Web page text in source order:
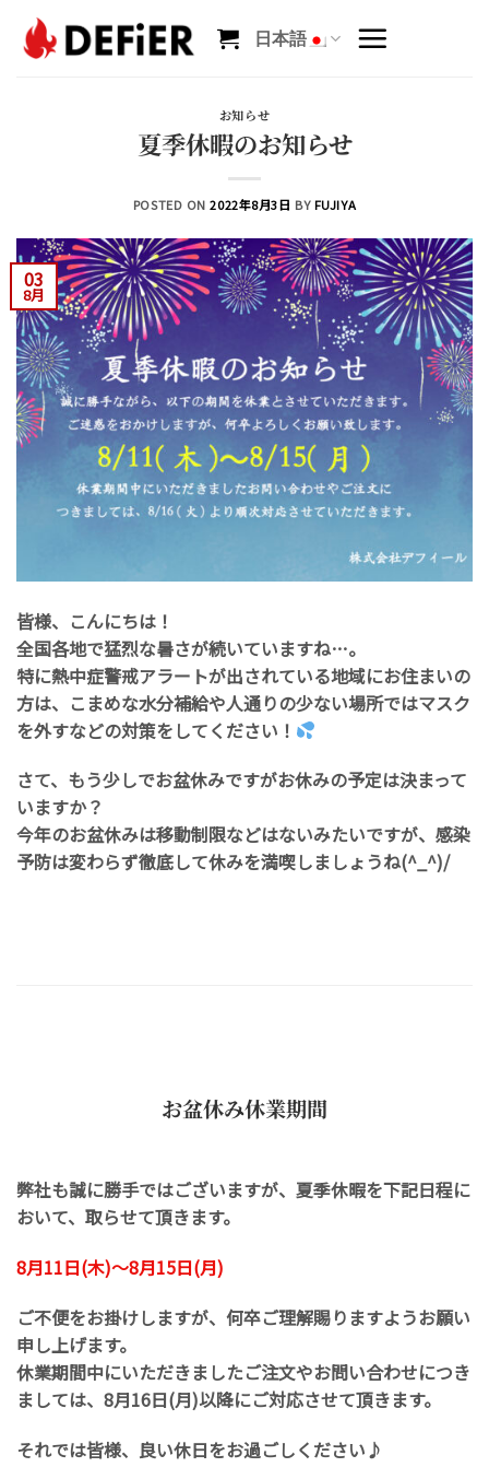
content
日本語
お知らせ
夏季休暇のお知らせ
POSTED ON2022年8月3日 BYFUJIYA
03
8月
皆様、こんにちは！
全国各地で猛烈な暑さが続いていますね…。
特に熱中症警戒アラートが出されている地域にお住まいの
方は、こまめな水分補給や人通りの少ない場所ではマスク
を外すなどの対策をしてください！
さて、もう少しでお盆休みですがお休みの予定は決まって
いますか？
今年のお盆休みは移動制限などはないみたいですが、感染
予防は変わらず徹底して休みを満喫しましょうね(^_^)/
お盆休み休業期間
弊社も誠に勝手ではございますが、夏季休暇を下記日程に
おいて、取らせて頂きます。
8月11日(木)～8月15日(月)
ご不便をお掛けしますが、何卒ご理解賜りますようお願い
申し上げます。
休業期間中にいただきましたご注文やお問い合わせにつき
ましては、8月16日(月)以降にご対応させて頂きます。
それでは皆様、良い休日をお過ごしください♪